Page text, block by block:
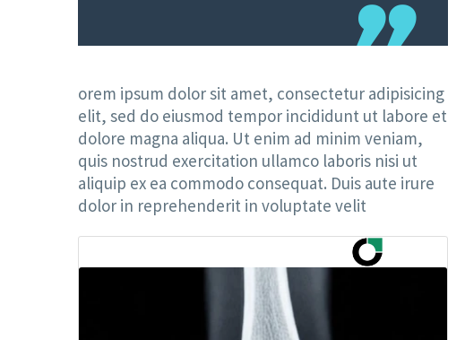
orem ipsum dolor sit amet, consectetur adipisicing
elit, sed do eiusmod tempor incididunt ut labore et
dolore magna aliqua. Ut enim ad minim veniam,
quis nostrud exercitation ullamco laboris nisi ut
aliquip ex ea commodo consequat. Duis aute irure
dolor in reprehenderit in voluptate velit